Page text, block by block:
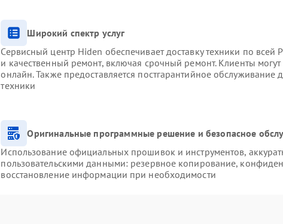
Широкий спектр услуг
Сервисный центр Hiden обеспечивает доставку техники по всей
и качественный ремонт, включая срочный ремонт. Клиенты могут
онлайн. Также предоставляется постгарантийное
техники
Оригинальные программные решение и безопасное
Использование официальных прошивок и инструментов,
пользовательскими данными: резервное копирование,
восстановление информации при необходимости